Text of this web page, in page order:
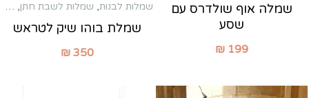
שמלה אוף שולדרס עם
שסע
₪ 199
שמלות לבנות, שמלות לשבת חתן,
שמלת בוהו שיק לטראש
₪ 350